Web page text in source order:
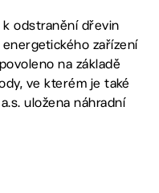
k odstranění dřevin
zařízení
na základě
ve kterém je také
uložena náhradní